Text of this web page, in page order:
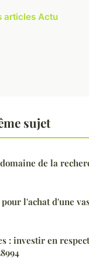
articles Actu
sujet
de la
l'achat d'une
: investir en